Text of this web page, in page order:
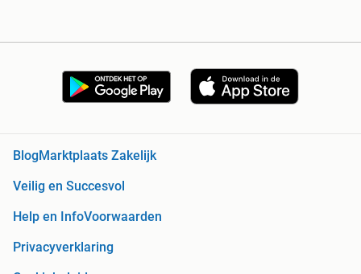
Blog Marktplaats Zakelijk
Veilig en Succesvol
Help en InfoVoorwaarden
Privacyverklaring